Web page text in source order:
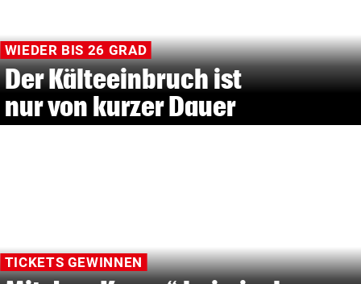
WIEDER BIS 26 GRAD
Der Kälteeinbruch ist
nur von kurzer Dauer
TICKETS GEWINNEN